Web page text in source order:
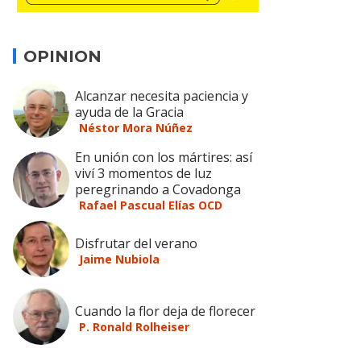
OPINION
Alcanzar necesita paciencia y
ayuda de la Gracia
Néstor Mora Núñez
En unión con los mártires: así
viví 3 momentos de luz
peregrinando a Covadonga
Rafael Pascual Elías OCD
Disfrutar del verano
Jaime Nubiola
Cuando la flor deja de florecer
P. Ronald Rolheiser